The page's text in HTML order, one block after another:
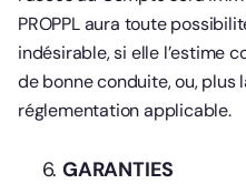
PROPPL aura toute
indésirable, si elle l’estime
de bonne conduite, ou, plus
réglementation applicable.
GARANTIES